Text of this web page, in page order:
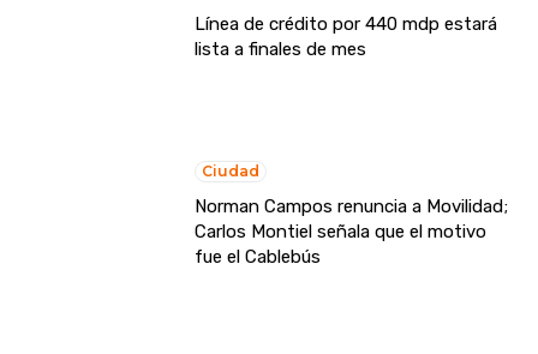
Línea de crédito por 440 mdp estará
lista a finales de mes
Ciudad
Norman Campos renuncia a Movilidad;
Carlos Montiel señala que el motivo
fue el Cablebús